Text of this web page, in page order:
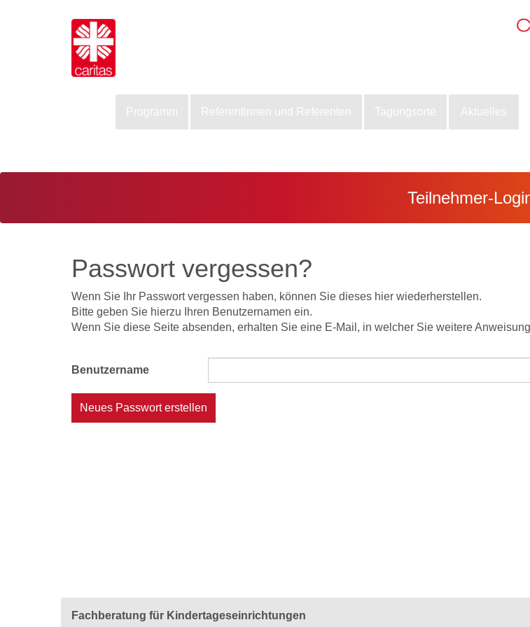
Programm Referentinnen und Referenten Tagungsorte Aktuelles
Teilnehmer-
Passwort vergessen?
Wenn Sie Ihr Passwort vergessen haben, können Sie dieses hier wiederherstellen.
Bitte geben Sie hierzu Ihren Benutzernamen ein.
Wenn Sie diese Seite absenden, erhalten Sie eine E-Mail, in welcher Sie weitere
Benutzername
Neues Passwort erstellen
Fachberatung für Kindertageseinrichtungen